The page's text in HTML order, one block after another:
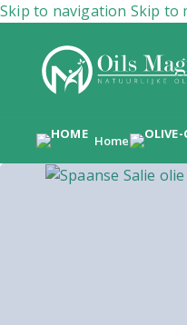
Skip to navigation Skip to
Home